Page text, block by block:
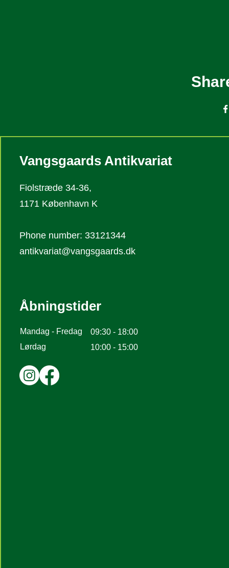
Vangsgaards Antikvariat
Fiolstræde 34-36,
1171 København K
Phone number: 33121344
antikvariat@vangsgaards.dk
Åbningstider
09:30 - 18:00
Mandag - Fredag
10:00 - 15:00
Lørdag